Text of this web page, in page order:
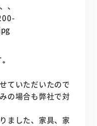
、
ていただいたので
の場合も弊社で対
ました、家具、家